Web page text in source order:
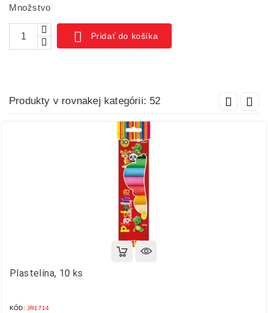
Množstvo
 Pridať do košíka
Produkty v rovnakej kategórii: 52
Plastelína, 10 ks
KÓD: JR1714